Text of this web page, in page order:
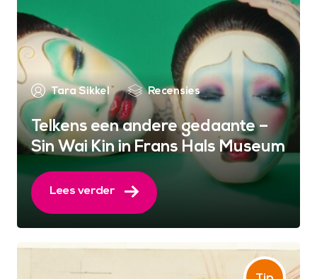
Tara Sikkel Recensies
Telkens een andere gedaante –
Sin Wai Kin in Frans Hals Museum
Lees verder